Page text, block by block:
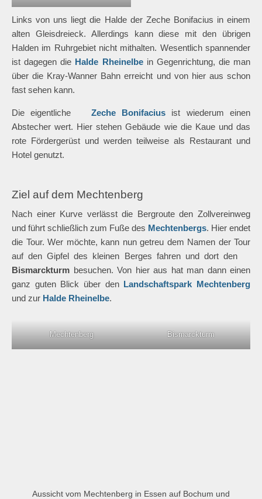
Links von uns liegt die Halde der Zeche Bonifacius in einem
alten Gleisdreieck. Allerdings kann diese mit den übrigen
Halden im Ruhrgebiet nicht mithalten. Wesentlich spannender
ist dagegen die Halde Rheinelbein Gegenrichtung, die man
über die Kray-Wanner Bahn erreicht und von hier aus schon
fast sehen kann.
Die eigentliche Zeche Bonifacius ist wiederum einen
Abstecher wert. Hier stehen Gebäude wie die Kaue und das
rote Fördergerüst und werden teilweise als Restaurant und
Hotel genutzt.
Ziel auf dem Mechtenberg
Nach einer Kurve verlässt die Bergroute den Zollvereinweg
und führt schließlich zum Fuße des Mechtenbergs. Hier endet
die Tour. Wer möchte, kann nun getreu dem Namen der Tour
auf den Gipfel des kleinen Berges fahren und dort den
Bismarckturm besuchen. Von hier aus hat man dann einen
ganz guten Blick über den Landschaftspark Mechtenberg
und zur Halde Rheinelbe.
Mechtenberg Bismarckturm
Aussicht vom Mechtenberg in Essen auf Bochum und